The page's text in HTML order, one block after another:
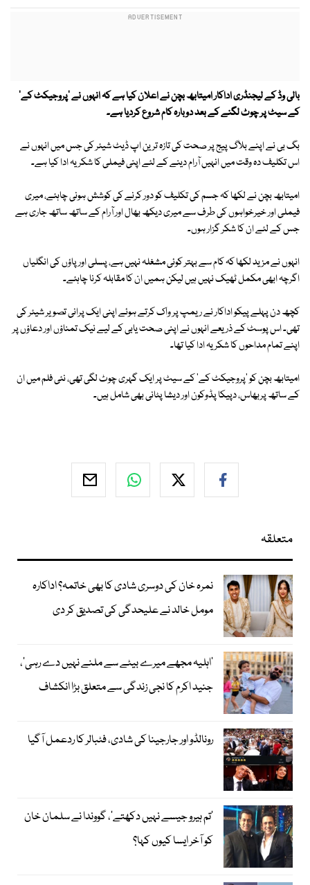
بالی وڈ کے لیجنڈری اداکار امیتابھ بچن نے اعلان کیا ہے کہ انہوں نے 'پروجیکٹ کے'
کے سیٹ پر چوٹ لگنے کے بعد دوبارہ کام شروع کردیا ہے۔
بگ بی نے اپنے بلاگ پیج پر صحت کی تازہ ترین اپ ڈیٹ شیئر کی جس میں انہوں نے
اس تکلیف دہ وقت میں انہیں آرام دینے کے لئے اپنی فیملی کا شکریہ ادا کیا ہے۔
امیتابھ بچن نے لکھا کہ جسم کی تکلیف کو دور کرنے کی کوشش ہونی چاہئے، میری
فیملی اور خیرخواہوں کی طرف سے میری دیکھ بھال اور آرام کے ساتھ ساتھ جاری ہے
جس کے لئے ان کا شکر گزار ہوں۔
انہوں نے مزید لکھا کہ کام سے بہتر کوئی مشغلہ نہیں ہے، پسلی اور پاؤں کی انگلیاں
اگرچہ ابھی مکمل ٹھیک نہیں ہیں لیکن ہمیں ان کا مقابلہ کرنا چاہئے۔
کچھ دن پہلے پیکو اداکار نے ریمپ پر واک کرتے ہوئے اپنی ایک پرانی تصویر شیئر کی
تھی۔ اس پوسٹ کے ذریعے انہوں نے اپنی صحت یابی کے لیے نیک تمناؤں اور دعاؤں پر
اپنے تمام مداحوں کا شکریہ ادا کیا تھا۔
امیتابھ بچن کو 'پروجیکٹ کے' کے سیٹ پر ایک گہری چوٹ لگی تھی، نئی فلم میں ان
کے ساتھ پربھاس، دپیکا پڈوکون اور دیشا پٹانی بھی شامل ہیں۔
متعلقہ
نمرہ خان کی دوسری شادی کا بھی خاتمہ؟ اداکارہ
مومل خالد نے علیحدگی کی تصدیق کر دی
’اہلیہ مجھے میرے بیٹے سے ملنے نہیں دے رہی‘،
جنید اکرم کا نجی زندگی سے متعلق بڑا انکشاف
رونالڈو اور جارجینا کی شادی، فٹبالر کا ردعمل آگیا
’تم ہیرو جیسے نہیں دکھتے‘، گووندا نے سلمان خان
کو آخر ایسا کیوں کہا؟